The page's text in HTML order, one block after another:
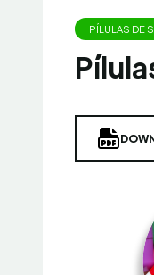
PÍLULAS DE